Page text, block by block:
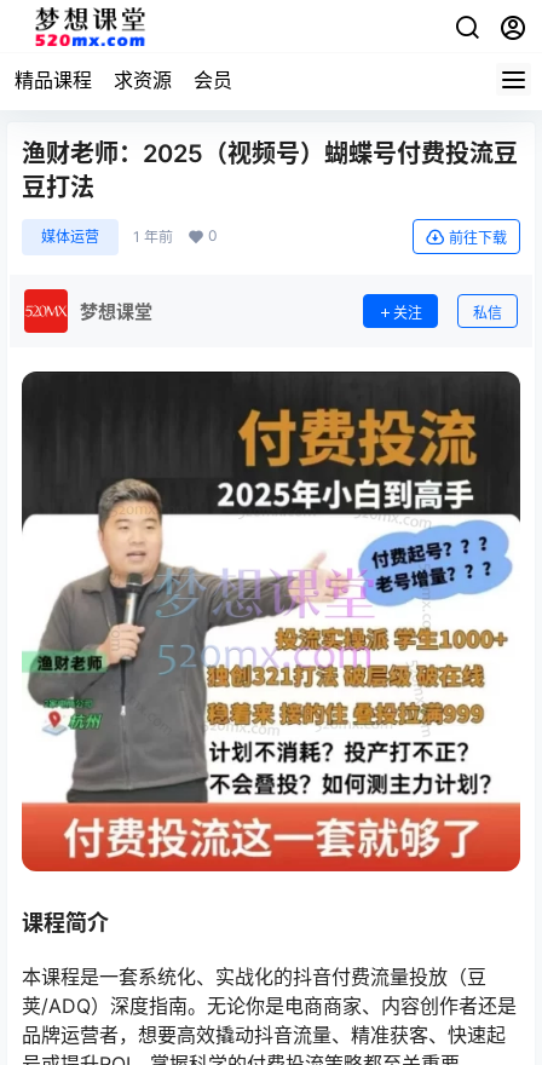
精品课程 求资源 会员
渔财老师：2025（视频号）蝴蝶号付费投流豆
豆打法
媒体运营 1 年前 0 前往下载
梦想课堂 关注 私信
课程简介
本课程是一套系统化、实战化的抖音付费流量投放（豆
荚/ADQ）深度指南。无论你是电商商家、内容创作者还是
品牌运营者，想要高效撬动抖音流量、精准获客、快速起